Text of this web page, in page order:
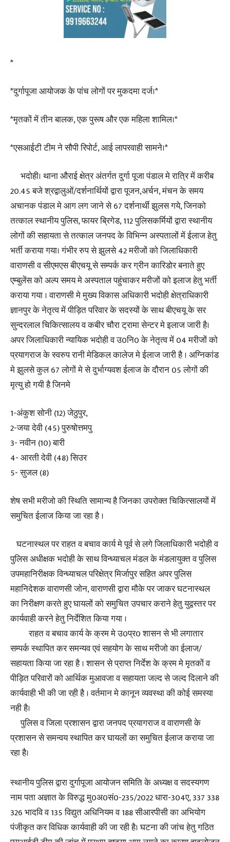
*
*दुर्गापूजा आयोजक के पांच लोगों पर मुकदमा दर्ज।*
*मृतकों में तीन बालक, एक पुरूष और एक महिला शामिल।*
*एसआईटी टीम ने सौपी रिपोर्ट, आई लापरवाही सामने।*
भदोही। थाना औराई क्षेत्र अंतर्गत दुर्गा पूजा पंडाल मे रात्रि में करीब
20.45 बजे श्रद्वालुओं/दर्शनार्थियों द्वारा पूजन,अर्चन, मंचन के समय
अचानक पंडाल मे आग लग जाने से 67 दर्शनार्थी झुलस गये, जिनको
तत्काल स्थानीय पुलिस, फायर ब्रिगेड, 112 पुलिसकर्मियों द्वारा स्थानीय
लोगों की सहायता से तत्काल जनपद के विभिन्न अस्पतालों में ईलाज हेतु
भर्ती कराया गया। गंभीर रुप से झुलसे 42 मरीजों को जिलाधिकारी
वाराणसी व सीएमएस बीएचयू से सम्पर्क कर ग्रीन कारिडोर बनाते हुए
एम्बुलेंस को अल्प समय मे अस्पताल पहुंचाकर मरीजों को इलाज हेतु भर्ती
कराया गया । वाराणसी मे मुख्य विकास अधिकारी भदोही क्षेत्राधिकारी
ज्ञानपुर के नेतृत्व में पीड़ित परिवार के सदस्यों के साथ बीएचयू के सर
सुन्दरलाल चिकित्सालय व कबीर चौरा ट्रामा सेन्टर मे इलाज जारी है।
अपर जिलाधिकारी न्यायिक भदोही व उ0नि0 के नेतृत्व में 04 मरीजों को
प्रयागराज के स्वरुप रानी मेडिकल कालेज मे ईलाज जारी है । अग्निकांड
मे झुलसे कुल 67 लोगों मे से दुर्भाग्यवश ईलाज के दौरान 05 लोगों की
मृत्यु हो गयी है जिनमे
1-अंकुश सोनी (12) जेठुपुर,
2-जया देवी (45) पुरुषोत्तमपु
3- नवीन (10) बारी
4- आरती देवी (48) सिउर
5- सुजल (8)
शेष सभी मरीजो की स्थिति सामान्य है जिनका उपरोक्त चिकित्सालयों में
समुचित ईलाज किया जा रहा है ।
घटनास्थल पर राहत व बचाव कार्य मे पूर्व से लगे जिलाधिकारी भदोही व
पुलिस अधीक्षक भदोही के साथ विन्ध्याचल मंडल के मंडलायुक्त व पुलिस
उपमहानिरीक्षक विन्ध्याचल परिक्षेत्र मिर्जापुर सहित अपर पुलिस
महानिदेशक वाराणसी जोन, वाराणसी द्वारा मौके पर जाकर घटनास्थल
का निरीक्षण करते हुए घायलों को समुचित उपचार कराने हेतु युद्वस्तर पर
कार्यवाही करने हेतु निर्देशित किया गया ।
राहत व बचाव कार्य के क्रम मे उ0प्र0 शासन से भी लगातार
सम्पर्क स्थापित कर समन्यव एवं सहयोग के साथ मरीजो का ईलाज/
सहायता किया जा रहा है । शासन से प्राप्त निर्देश के क्रम मे मृतकों व
पीड़ित परिवारों को आर्थिक मुआवजा व सहायता जल्द से जल्द दिलाने की
कार्यवाही भी की जा रही है । वर्तमान मे कानून व्यवस्था की कोई समस्या
नही है।
पुलिस व जिला प्रशासन द्वारा जनपद प्रयागराज व वाराणसी के
प्रशासन से समन्वय स्थापित कर घायलों का समुचित ईलाज कराया जा
रहा है।
स्थानीय पुलिस द्वारा दुर्गापूजा आयोजन समिति के अध्यक्ष व सदस्यगण
नाम पता अज्ञात के विरुद्ध मु0अ0सं0-235/2022 धारा-304ए, 337 338
326 भादवि व 135 विद्युत अधिनियम व 188 सीआरपीसी का अभियोग
पंजीकृत कर विधिक कार्यवाही की जा रही है। घटना की जांच हेतु गठित